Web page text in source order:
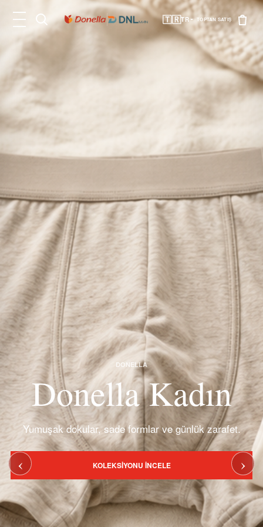
🇹🇷TR TOPTAN SATIŞ
DONELLA
Donella Kadın
Yumuşak dokular, sade formlar ve günlük zarafet.
KOLEKSIYONU İNCELE
‹ ›